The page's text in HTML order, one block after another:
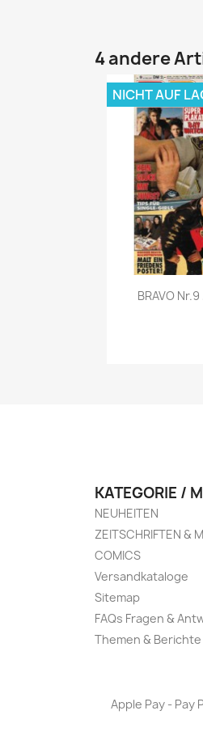
4 andere

BRAVO
NICHT AUF
KATEGORIE /
NEUHEITEN
ZEITSCHRIFTEN &
COMICS
Versandkataloge
Sitemap
FAQs Fragen &
Themen & Berichte
Apple Pay - Pay